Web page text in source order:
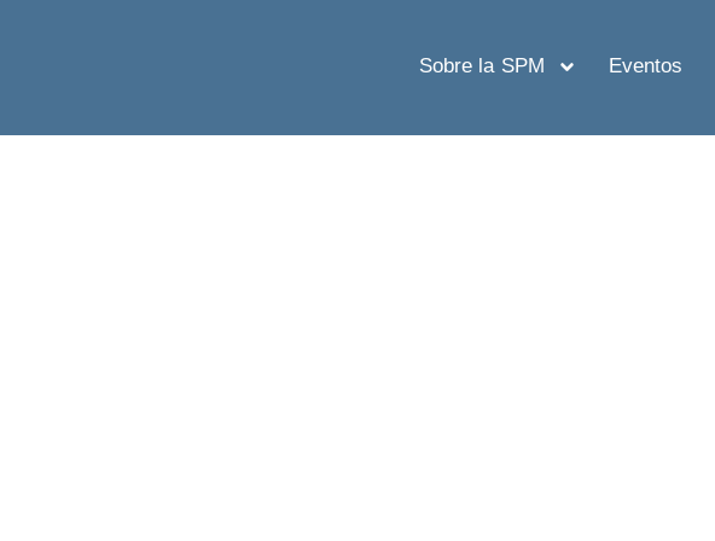
Sobre la SPM Eventos